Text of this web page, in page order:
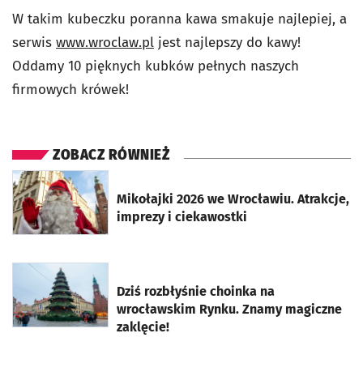
W takim kubeczku poranna kawa smakuje najlepiej, a
serwis www.wroclaw.pl jest najlepszy do kawy!
Oddamy 10 pięknych kubków pełnych naszych
firmowych krówek!
ZOBACZ RÓWNIEŻ
Mikołajki 2026 we Wrocławiu. Atrakcje,
imprezy i ciekawostki
otworzy się w nowej karcie
Dziś rozbłyśnie choinka na
wrocławskim Rynku. Znamy magiczne
zaklęcie!
otworzy się w nowej karcie